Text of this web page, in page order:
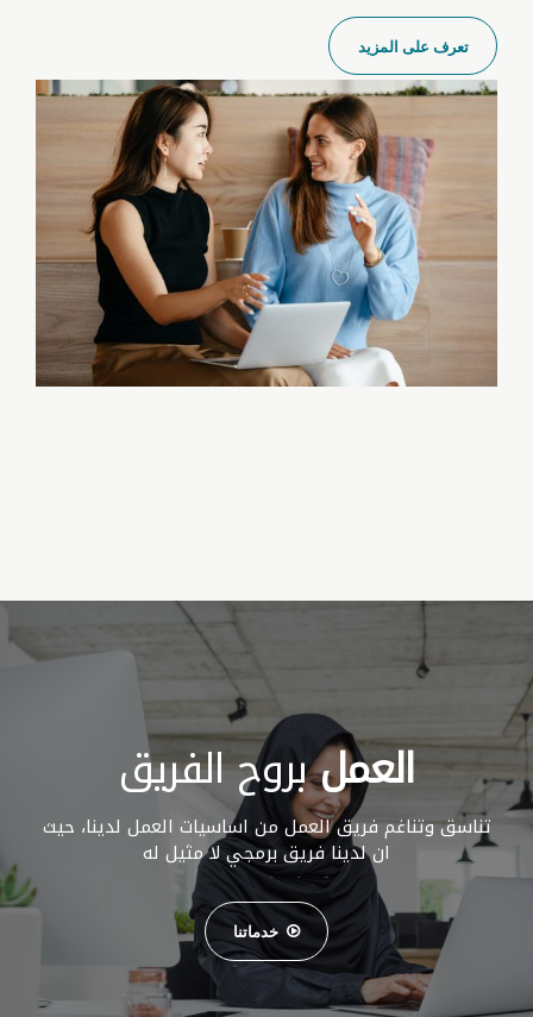
تعرف على المزيد
العملبروح الفريق
تناسق وتناغم فريق العمل من اساسيات العمل لدينا، حيث
ان لدينا فريق برمجي لا مثيل له
خدماتنا